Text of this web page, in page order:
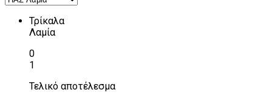
Τρίκαλα
Λαμία
0
1
Τελικό αποτέλεσμα